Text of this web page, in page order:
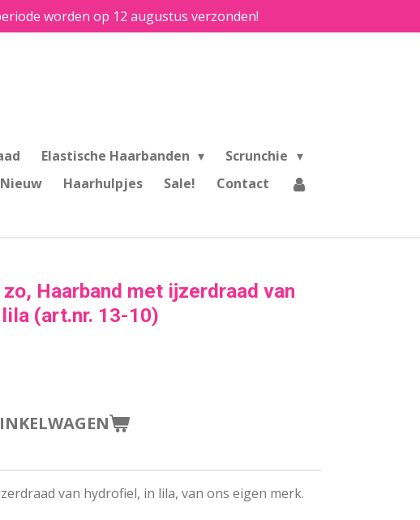
worden op 12 augustus verzonden!
Elastische Haarbanden
Scrunchie
Nieuw Haarhulpjes Sale! Contact
zo, Haarband met ijzerdraad van
(art.nr. 13-10)
van hydrofiel, in lila, van ons eigen merk.